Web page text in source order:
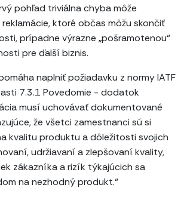
pohľad triviálna chyba môže
ktoré občas môžu skončiť
prípadne výrazne „pošramotenou“
pre ďalší biznis.
naplniť požiadavku z normy IATF
7.3.1 Povedomie - dodatok
musí uchovávať dokumentované
že všetci zamestnanci sú si
kvalitu produktu a dôležitosti svojich
udržiavaní a zlepšovaní kvality,
zákazníka a rizík týkajúcich sa
na nezhodný produkt.“